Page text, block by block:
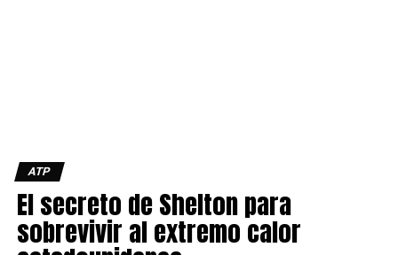
ATP
El secreto de Shelton para
sobrevivir al extremo calor